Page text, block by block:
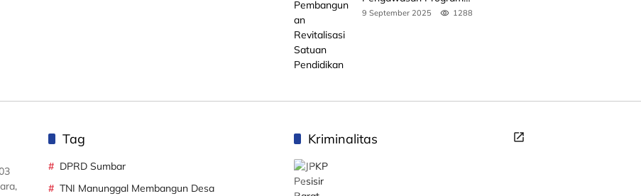
Pembangunan Revitalisasi Satuan
9 September 2025 1288
Tag
DPRD Sumbar
TNI Manunggal Membangun Desa
Kriminalitas